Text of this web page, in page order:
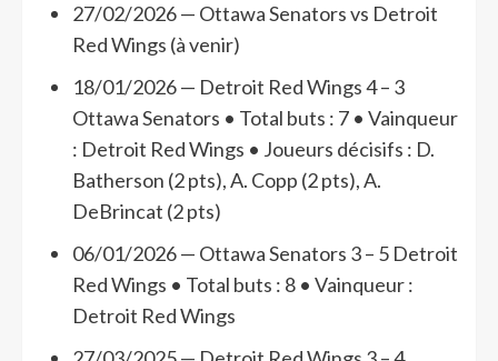
27/02/2026 — Ottawa Senators vs Detroit
Red Wings (à venir)
18/01/2026 — Detroit Red Wings 4 – 3
Ottawa Senators • Total buts : 7 • Vainqueur
: Detroit Red Wings • Joueurs décisifs : D.
Batherson (2 pts), A. Copp (2 pts), A.
DeBrincat (2 pts)
06/01/2026 — Ottawa Senators 3 – 5 Detroit
Red Wings • Total buts : 8 • Vainqueur :
Detroit Red Wings